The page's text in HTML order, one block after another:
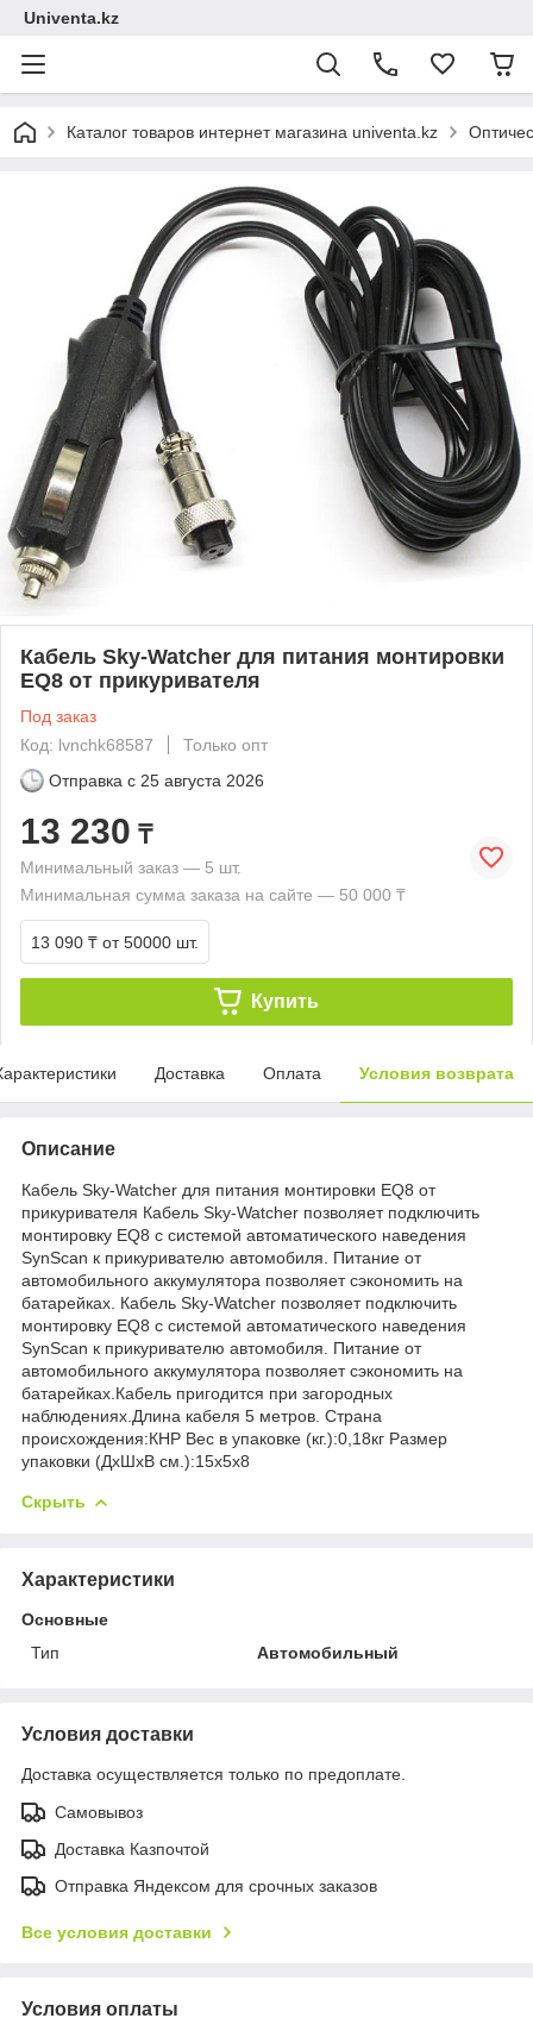
Univenta.kz
Каталог товаров интернет магазина univenta.kz
Кабель Sky-Watcher для питания монтировки
EQ8 от прикуривателя
Под заказ
Код: lvnchk68587
Только опт
Отправка с 25 августа 2026
13 230 ₸
Минимальный заказ — 5 шт.
Минимальная сумма заказа на сайте — 50 000 ₸
13 090 ₸ от 50000 шт.
Купить
Доставка Оплата Условия возврата
Описание
Кабель Sky-Watcher для питания монтировки EQ8 от
прикуривателя Кабель Sky-Watcher позволяет подключить
монтировку EQ8 с системой автоматического наведения
SynScan к прикуривателю автомобиля. Питание от
автомобильного аккумулятора позволяет сэкономить на
батарейках. Кабель Sky-Watcher позволяет подключить
монтировку EQ8 с системой автоматического наведения
SynScan к прикуривателю автомобиля. Питание от
автомобильного аккумулятора позволяет сэкономить на
батарейках.Кабель пригодится при загородных
наблюдениях.Длина кабеля 5 метров. Страна
происхождения:КНР Вес в упаковке (кг.):0,18кг Размер
упаковки (ДхШхВ см.):15x5x8
Скрыть
Характеристики
Основные
Тип
Автомобильный
Условия доставки
Доставка осуществляется только по предоплате.
Самовывоз
Доставка Казпочтой
Отправка Яндексом для срочных заказов
Все условия доставки
Условия оплаты